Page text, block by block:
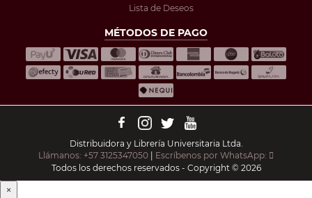
Lista de Deseos
MÉTODOS DE PAGO
Distribuidora y Librería Universitaria Ltda.
Llámanos: +57 3125347050
Escríbenos por WhatsApp:
Todos los derechos reservados - Copyright © 2026
×